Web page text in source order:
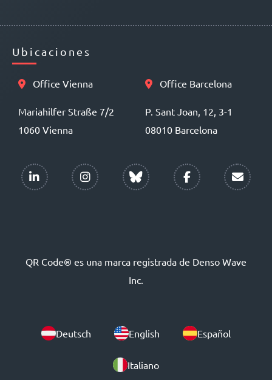
Ubicaciones
Office Vienna
Mariahilfer Straße 7/2
1060 Vienna
Office Barcelona
P. Sant Joan, 12, 3-1
08010 Barcelona
QR Code® es una marca registrada de Denso Wave
Inc.
Deutsch English Español
Italiano